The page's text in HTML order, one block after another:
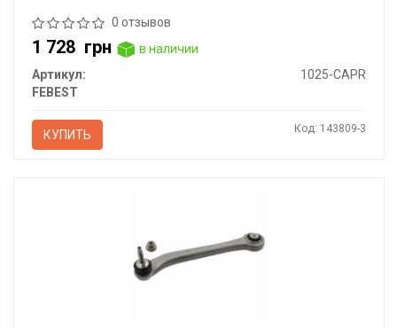
0 отзывов
1 728 грн
в наличии
Артикул:
1025-CAPR
FEBEST
КУПИТЬ Код: 143809-3